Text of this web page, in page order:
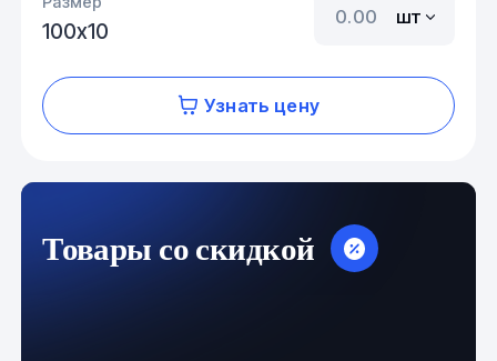
100х10
шт
Узнать цену
Товары со скидкой